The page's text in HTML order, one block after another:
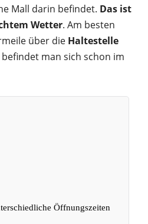
Mall darin befindet. Das ist
Wetter. Am besten
über die Haltestelle
man sich schon im
Öffnungszeiten